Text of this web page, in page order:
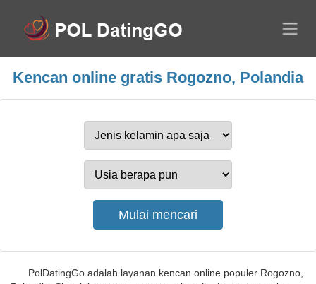
Kencan online gratis Rogozno, Polandia
PolDatingGo adalah layanan kencan online populer Rogozno,